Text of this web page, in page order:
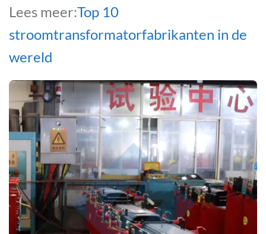
Lees meer:Top 10
stroomtransformatorfabrikanten in de
wereld